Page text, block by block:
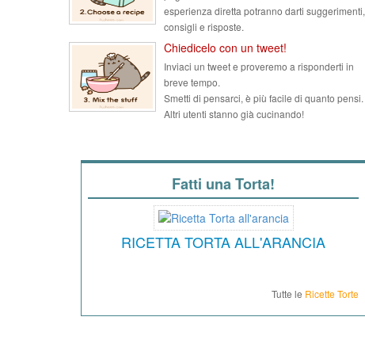
esperienza diretta potranno darti suggerimenti,
consigli e risposte.
Chiedicelo con un tweet!
Inviaci un tweet e proveremo a risponderti in
breve tempo.
Smetti di pensarci, è più facile di quanto pensi.
Altri utenti stanno già cucinando!
Fatti una Torta!
RICETTA TORTA ALL'ARANCIA
Tutte le Ricette Torte